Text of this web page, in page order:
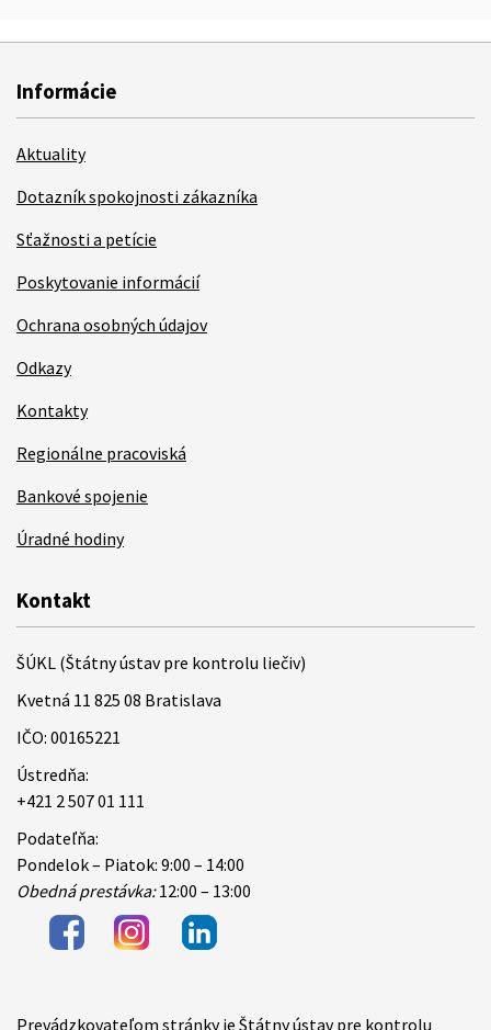
Informácie
Aktuality
Dotazník spokojnosti zákazníka
Sťažnosti a petície
Poskytovanie informácií
Ochrana osobných údajov
Odkazy
Kontakty
Regionálne pracoviská
Bankové spojenie
Úradné hodiny
Kontakt
ŠÚKL (Štátny ústav pre kontrolu liečiv)
Kvetná 11 825 08 Bratislava
IČO: 00165221
Ústredňa:
+421 2 507 01 111
Podateľňa:
Pondelok – Piatok: 9:00 – 14:00
Obedná prestávka:12:00 – 13:00
Prevádzkovateľom stránky je Štátny ústav pre kontrolu